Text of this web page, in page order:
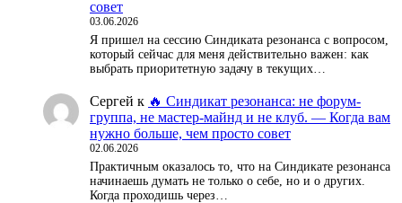
совет
03.06.2026
Я пришел на сессию Синдиката резонанса с вопросом,
который сейчас для меня действительно важен: как
выбрать приоритетную задачу в текущих…
Сергей к 🔥 Синдикат резонанса: не форум-
группа, не мастер-майнд и не клуб. — Когда вам
нужно больше, чем просто совет
02.06.2026
Практичным оказалось то, что на Синдикате резонанса
начинаешь думать не только о себе, но и о других.
Когда проходишь через…